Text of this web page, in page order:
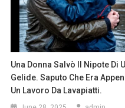
Una Donna Salvò Il Nipote Di
Gelide. Saputo Che Era
Un Lavoro Da Lavapiatti.